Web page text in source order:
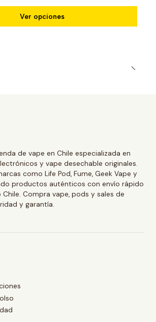
Ver opciones
de vape en Chile especializada en
y vape desechable originales.
como Life Pod, Fume, Geek Vape y
productos auténticos con envío rápido
Compra vape, pods y sales de
y garantía.